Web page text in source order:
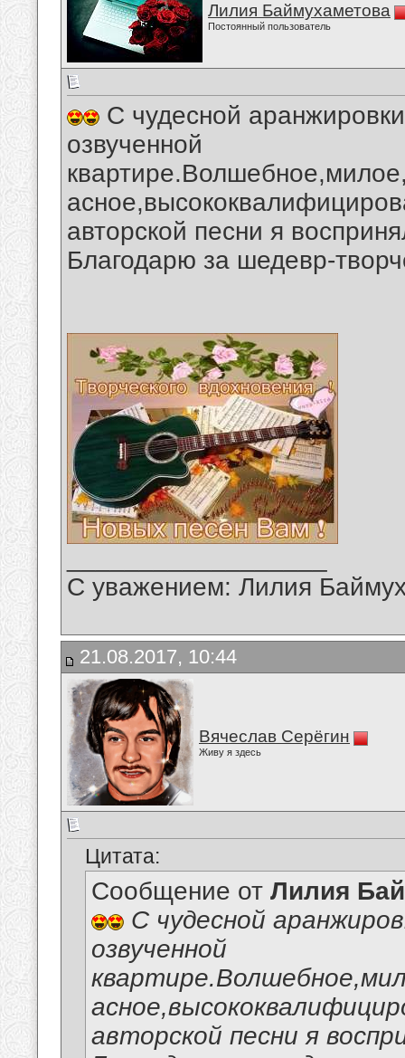
Лилия Баймухаметова
Постоянный пользователь
С чудесной
озвученной
авторской песни я
Благодарю за шедевр-
С уважением: Лилия
21.08.2017, 10:44
Вячеслав Серёгин
Живу я здесь
Цитата:
Сообщение от Лилия
С чудесной
озвученной
авторской песни я